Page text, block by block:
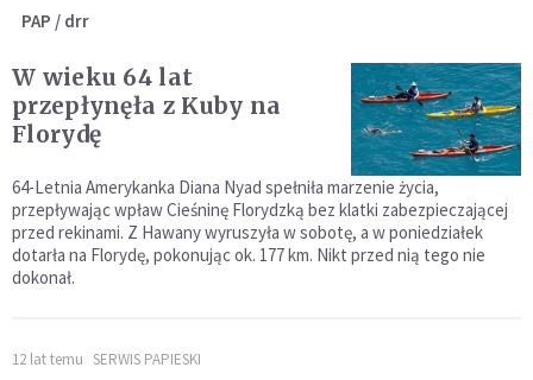
PAP / drr
W wieku 64 lat
przepłynęła z Kuby na
Florydę
64-Letnia Amerykanka Diana Nyad spełniła marzenie życia,
przepływając wpław Cieśninę Florydzką bez klatki zabezpieczającej
przed rekinami. Z Hawany wyruszyła w sobotę, a w poniedziałek
dotarła na Florydę, pokonując ok. 177 km. Nikt przed nią tego nie
dokonał.
12 lat temu SERWIS PAPIESKI